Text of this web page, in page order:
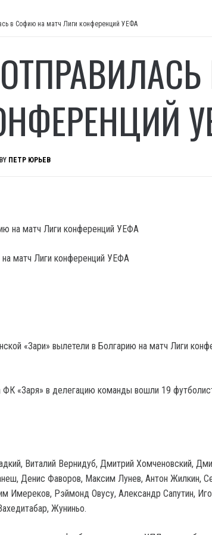
в Софию на матч Лиги конференций УЕФА
BY ПЕТР ЮРЬЕВ
матч Лиги конференций УЕФА
«Зари» вылетели в Болгарию на матч Лиги
«Заря» в делегацию команды вошли 19
Виталий Вернидуб, Дмитрий Хомченовский,
Денис Фаворов, Максим Лунев, Антон Жилкин,
Имереков, Рэймонд Овусу, Александр Сапутин,
Жуниньо.